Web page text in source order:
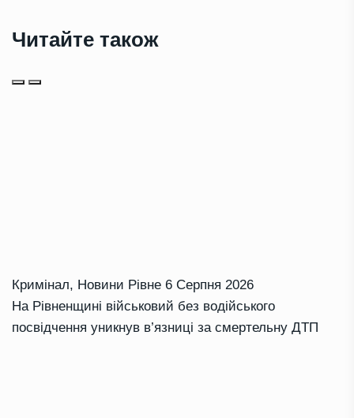
Читайте також
Кримінал, Новини Рівне 6 Серпня 2026
На Рівненщині військовий без водійського
посвідчення уникнув в’язниці за смертельну ДТП